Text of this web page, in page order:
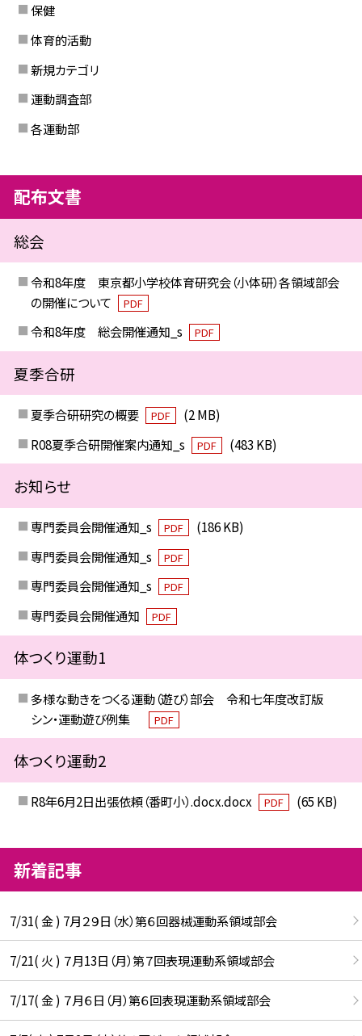
保健
体育的活動
新規カテゴリ
運動調査部
各運動部
配布文書
総会
令和8年度 東京都小学校体育研究会（小体研）各領域部会
の開催について
PDF
令和8年度 総会開催通知_s PDF
夏季合研
夏季合研研究の概要 PDF
(2 MB)
R08夏季合研開催案内通知_s
PDF (483 KB)
お知らせ
専門委員会開催通知_s PDF
(186 KB)
専門委員会開催通知_s
PDF
専門委員会開催通知_s PDF
専門委員会開催通知 PDF
体つくり運動1
多様な動きをつくる運動（遊び）部会 令和七年度改訂版
シン・運動遊び例集
PDF
体つくり運動2
R8年6月2日出張依頼（番町小）.docx.docx PDF (65 KB)
新着記事
7/31( 金 ) 7月２９日（水）第６回器械運動系領域部会
7/21( 火 ) ７月13日（月）第７回表現運動系領域部会
7/17( 金 ) ７月６日（月）第６回表現運動系領域部会